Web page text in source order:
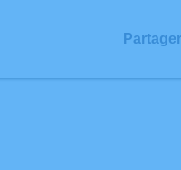
Partager